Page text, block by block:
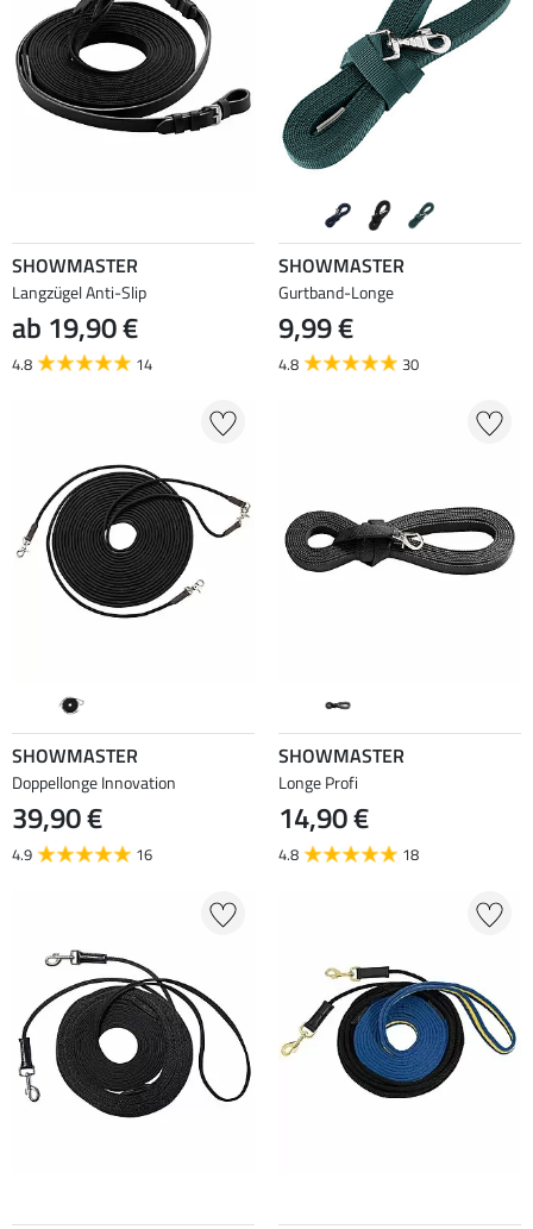
SHOWMASTER
Langzügel Anti-Slip
ab 19,90 €
4.8 14
SHOWMASTER
Gurtband-Longe
9,99 €
4.8 30
SHOWMASTER
Doppellonge Innovation
39,90 €
4.9 16
SHOWMASTER
Longe Profi
14,90 €
4.8 18